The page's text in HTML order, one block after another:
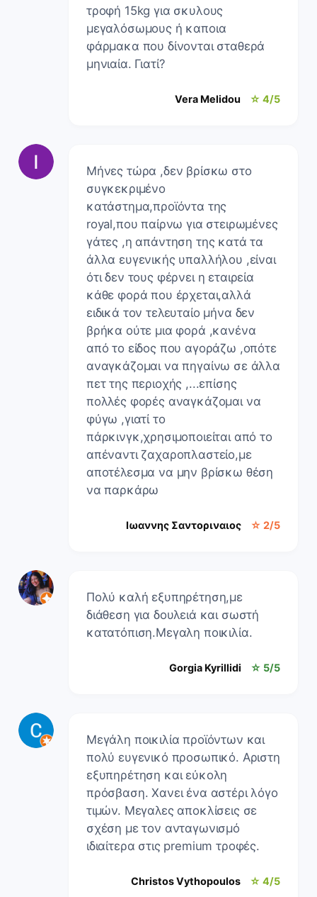
τροφή 15kg για σκυλους
μεγαλόσωμους ή καποια
φάρμακα που δίνονται σταθερά
μηνιαία. Γιατί?
Vera Melidou ☆ 4/5
Μήνες τώρα ,δεν βρίσκω στο
συγκεκριμένο
κατάστημα,προϊόντα της
royal,που παίρνω για στειρωμένες
γάτες ,η απάντηση της κατά τα
άλλα ευγενικής υπαλλήλου ,είναι
ότι δεν τους φέρνει η εταιρεία
κάθε φορά που έρχεται,αλλά
ειδικά τον τελευταίο μήνα δεν
βρήκα ούτε μια φορά ,κανένα
από το είδος που αγοράζω ,οπότε
αναγκάζομαι να πηγαίνω σε άλλα
πετ της περιοχής ,...επίσης
πολλές φορές αναγκάζομαι να
φύγω ,γιατί το
πάρκινγκ,χρησιμοποιείται από το
απέναντι ζαχαροπλαστείο,με
αποτέλεσμα να μην βρίσκω θέση
να παρκάρω
Ιωαννης Σαντοριναιος ☆ 2/5
Πολύ καλή εξυπηρέτηση,με
διάθεση για δουλειά και σωστή
κατατόπιση.Μεγαλη ποικιλία.
Gorgia Kyrillidi ☆ 5/5
Μεγάλη ποικιλία προϊόντων και
πολύ ευγενικό προσωπικό. Αριστη
εξυπηρέτηση και εύκολη
πρόσβαση. Χανει ένα αστέρι λόγο
τιμών. Μεγαλες αποκλίσεις σε
σχέση με τον ανταγωνισμό
ιδιαίτερα στις premium τροφές.
Christos Vythopoulos ☆ 4/5